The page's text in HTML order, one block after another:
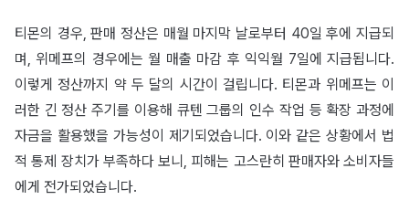
티몬의 경우, 판매 정산은 매월 마지막 날로부터 40일 후에 지급되
며, 위메프의 경우에는 월 매출 마감 후 익익월 7일에 지급됩니다.
이렇게 정산까지 약 두 달의 시간이 걸립니다. 티몬과 위메프는 이
러한 긴 정산 주기를 이용해 큐텐 그룹의 인수 작업 등 확장 과정에
자금을 활용했을 가능성이 제기되었습니다. 이와 같은 상황에서 법
적 통제 장치가 부족하다 보니, 피해는 고스란히 판매자와 소비자들
에게 전가되었습니다.